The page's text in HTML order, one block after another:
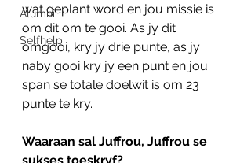
Alumni
Selfhelp
wat geplant word en jou missie is
om dit om te gooi. As jy dit
omgooi, kry jy drie punte, as jy
naby gooi kry jy een punt en jou
span se totale doelwit is om 23
punte te kry.
Waaraan sal Juffrou, Juffrou se